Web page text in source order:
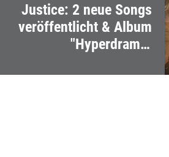
Justice: 2 neue Songs
veröffentlicht & Album
"Hyperdrama"